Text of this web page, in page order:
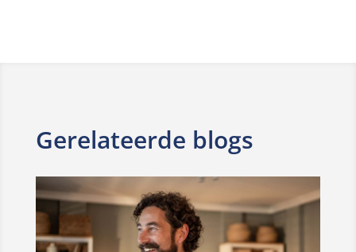
Gerelateerde blogs